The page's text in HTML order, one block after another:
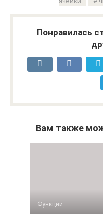
Понравилась
Вам также
Функции